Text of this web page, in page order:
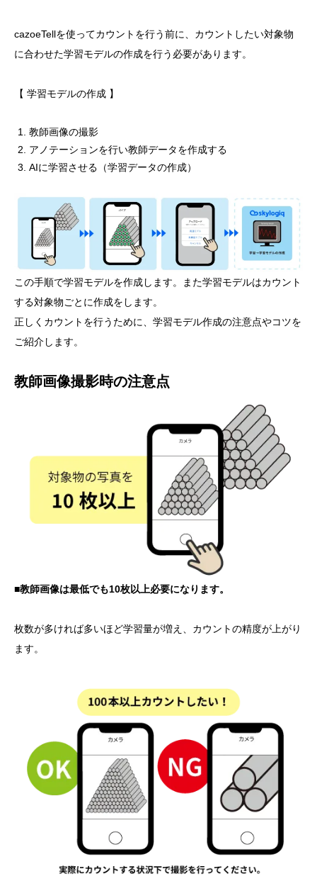
cazoeTellを使ってカウントを行う前に、カウントしたい対象物
に合わせた学習モデルの作成を行う必要があります。
【 学習モデルの作成 】
教師画像の撮影
アノテーションを行い教師データを作成する
AIに学習させる（学習データの作成）
この手順で学習モデルを作成します。また学習モデルはカウント
する対象物ごとに作成をします。
正しくカウントを行うために、学習モデル作成の注意点やコツを
ご紹介します。
教師画像撮影時の注意点
■教師画像は最低でも10枚以上必要になります。
枚数が多ければ多いほど学習量が増え、カウントの精度が上がり
ます。